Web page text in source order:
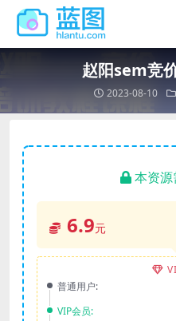
赵阳sem竞
2023-08-10
本资
6.9元
普通用户:
VIP会员: